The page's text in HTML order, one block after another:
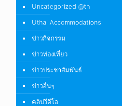
Uncategorized @th
Uthai Accommodations
ข่าวกิจกรรม
ข่าวท่องเที่ยว
ข่าวประชาสัมพันธ์
ข่าวอื่นๆ
คลิปวีดีโอ